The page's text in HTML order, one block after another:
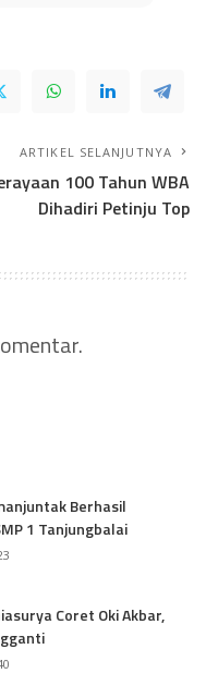
ARTIKEL SELANJUTNYA
100 Tahun WBA
Dihadiri Petinju Top
Berhasil
1 Tanjungbalai
Coret Oki Akbar,